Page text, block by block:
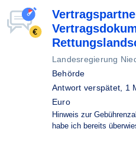
Landesregierung
Behörde
Antwort verspätet, 1
Euro
Hinweis zur
habe ich bereits